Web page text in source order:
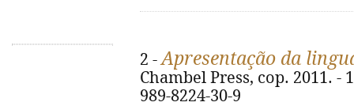
2 -Apresentação da
Chambel Press, cop. 2011. -
989-8224-30-9